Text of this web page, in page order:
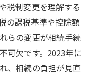
税制変更を理解する
の課税基準や控除額
らの変更が相続手続
可欠です。2023年に
、相続の負担が見直